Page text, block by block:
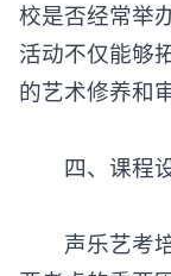
校是否经常举
活动不仅能够
的艺术修养和
四、课程设
声乐艺考培